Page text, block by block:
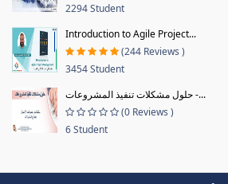
2294 Student
Introduction to Agile Project...
(244 Reviews )
3454 Student
حلول مشكلات تنفيذ المشروعات -...
(0 Reviews )
6 Student